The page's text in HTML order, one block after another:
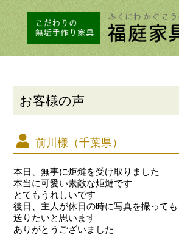
お客様の声
前川様（千葉県）
本日、無事に炬燵を受け取りました
本当に可愛い素敵な炬燵です
とてもうれしいです
後日、主人が休日の時に写真を撮って
送りたいと思います
ありがとうございました